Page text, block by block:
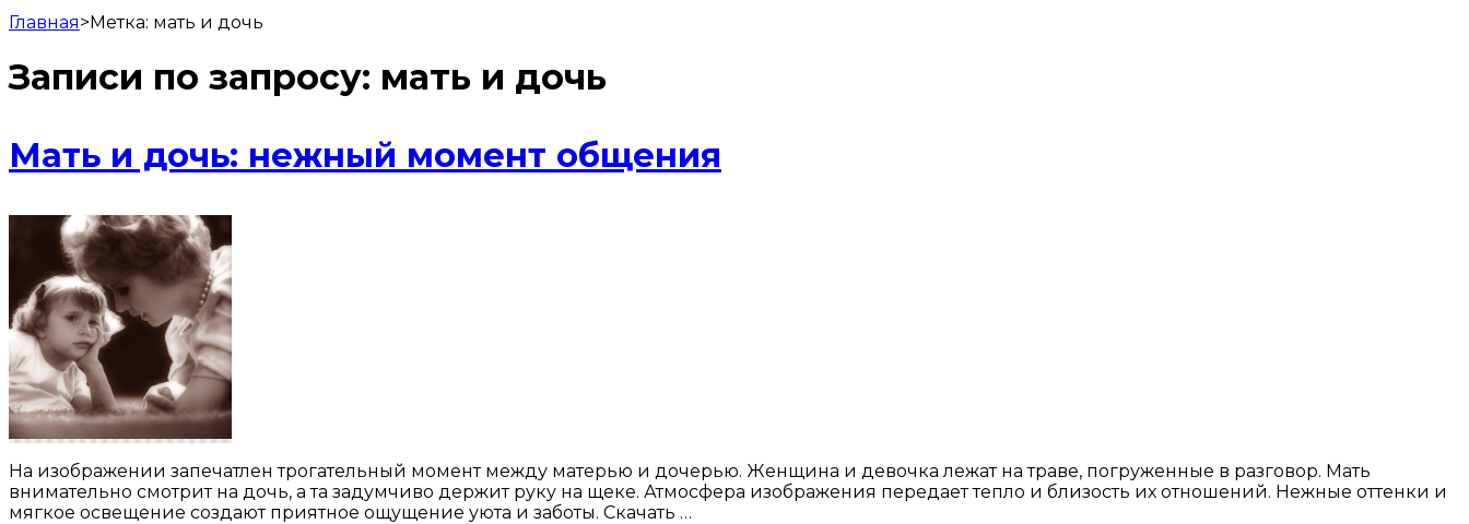
Главная>Метка: мать и дочь
Записи по запросу: мать и дочь
Мать и дочь: нежный момент общения
На изображении запечатлен трогательный момент между матерью и дочерью. Женщина и девочка лежат на траве, погруженные в разговор. Мать
внимательно смотрит на дочь, а та задумчиво держит руку на щеке. Атмосфера изображения передает тепло и близость их отношений. Нежные оттенки и
мягкое освещение создают приятное ощущение уюта и заботы. Скачать …